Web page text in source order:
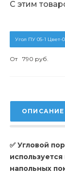
С этим
Угол ПУ 05-1 Цвет-
От 790 руб.
ОПИСАНИЕ
✅ Угловой
напольных